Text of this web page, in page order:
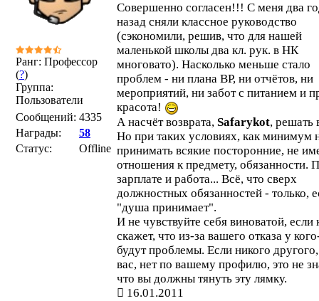
Ранг: Профессор
(?)
Группа:
Пользователи
Сообщений: 4335
Награды:
58
Статус:
Offline
Совершенно согласен!!! С меня два
назад сняли классное руководство
(сэкономили, решив, что для нашей
маленькой школы два кл. рук. в НК
многовато). Насколько меньше стало
проблем - ни плана ВР, ни отчётов, ни
мероприятий, ни забот с питанием и
красота!
А насчёт возврата, Safarykot, решать
Но при таких условиях, как минимум
принимать всякие посторонние, не
отношения к предмету, обязанности.
зарплате и работа... Всё, что сверх
должностных обязанностей - только,
"душа принимает".
И не чувствуйте себя виноватой, если
скажет, что из-за вашего отказа у
будут проблемы. Если никого
вас, нет по вашему профилю, это не
что вы должны тянуть эту лямку.
16.01.2011